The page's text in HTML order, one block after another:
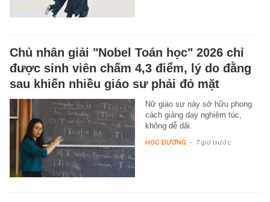
Chủ nhân giải "Nobel Toán học" 2026 chỉ
được sinh viên chấm 4,3 điểm, lý do đằng
sau khiến nhiều giáo sư phải đỏ mặt
Nữ giáo sư này sở hữu phong
cách giảng dạy nghiêm túc,
không dễ dãi.
HỌC ĐƯỜNG - 7 giờ trước